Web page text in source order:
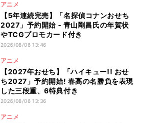
アニメ
【5年連続完売】「名探偵コナンおせち
2027」予約開始 - 青山剛昌氏の年賀状
やTCGプロモカード付き
2026/08/06 13:46
アニメ
【2027年おせち】「ハイキュー!! おせ
ち2027」予約開始! 春高の名勝負を表現
した三段重、6特典付き
2026/08/06 13:36
アニメ